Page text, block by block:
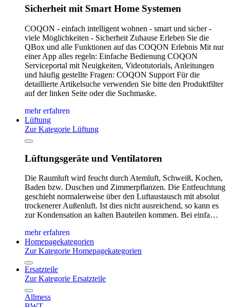
Sicherheit mit Smart Home Systemen
COQON - einfach intelligent wohnen - smart und sicher -
viele Möglichkeiten - Sicherheit Zuhause Erleben Sie die
QBox und alle Funktionen auf das COQON Erlebnis Mit nur
einer App alles regeln: Einfache Bedienung COQON
Serviceportal mit Neuigkeiten, Videotutorials, Anleitungen
und häufig gestellte Fragen: COQON Support Für die
detaillierte Artikelsuche verwenden Sie bitte den Produktfilter
auf der linken Seite oder die Suchmaske.
mehr erfahren
Lüftung
Zur Kategorie Lüftung
Lüftungsgeräte und Ventilatoren
Die Raumluft wird feucht durch Atemluft, Schweiß, Kochen,
Baden bzw. Duschen und Zimmerpflanzen. Die Entfeuchtung
geschieht normalerweise über den Luftaustausch mit absolut
trockenerer Außenluft. Ist dies nicht ausreichend, so kann es
zur Kondensation an kalten Bauteilen kommen. Bei einfa…
mehr erfahren
Homepagekategorien
Zur Kategorie Homepagekategorien
Ersatzteile
Zur Kategorie Ersatzteile
Allmess